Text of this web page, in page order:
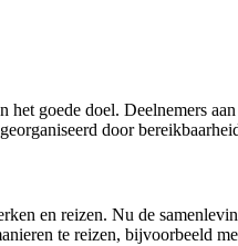
goede doel. Deelnemers
door
en reizen. Nu de
te reizen, bijvoorbeeld